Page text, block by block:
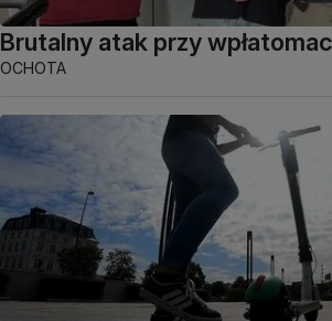
Brutalny atak przy
OCHOTA